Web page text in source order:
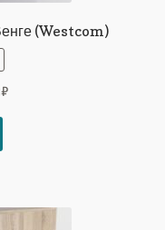
(Westcom)
₽Текущая